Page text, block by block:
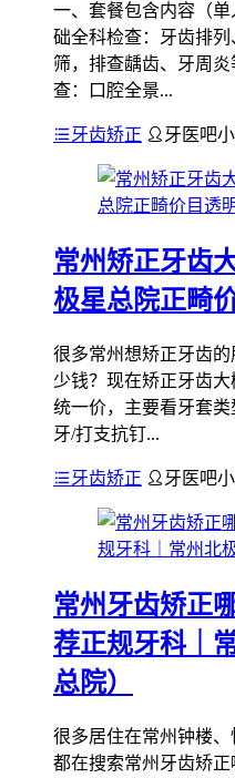
一、套餐包含内容（
础全科检查：牙齿排
筛，排查龋齿、牙周
查：口腔全景...
牙齿矫正 牙医吧
常州矫正牙齿
极星总院正畸
很多常州想矫正牙齿
少钱？现在矫正牙齿
统一价，主要看牙套
牙/打支抗钉...
牙齿矫正 牙医吧
常州牙齿矫正
荐正规牙科｜
总院）
很多居住在常州钟楼、
都在搜索常州牙齿矫